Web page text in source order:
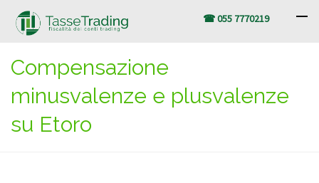
☎ 055 7770219
Compensazione
minusvalenze e plusvalenze
su Etoro